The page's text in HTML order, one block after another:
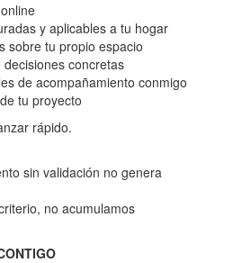
y aplicables a tu hogar
sobre tu propio espacio
concretas
de acompañamiento conmigo
tu proyecto
rápido.
sin validación no genera
no acumulamos